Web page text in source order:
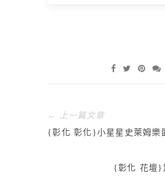
← 上一篇文章
{彰化 彰化}小星星史萊姆樂
{彰化 花壇}